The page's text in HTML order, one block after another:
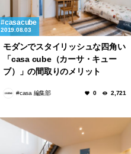
casacube
2019.08.03
モダンでスタイリッシュな四角い
「casa cube（カーサ・キュー
ブ）」の間取りのメリット
#casa 編集部 0 2,721